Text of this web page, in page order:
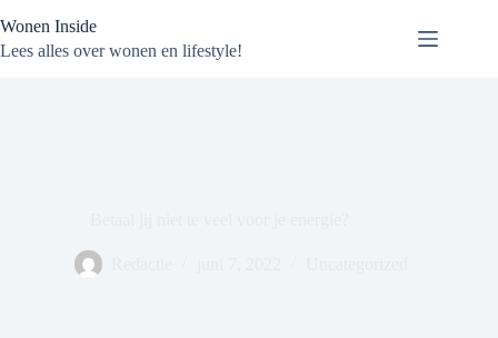
naar
de
Wonen Inside
Lees alles over wonen en lifestyle!